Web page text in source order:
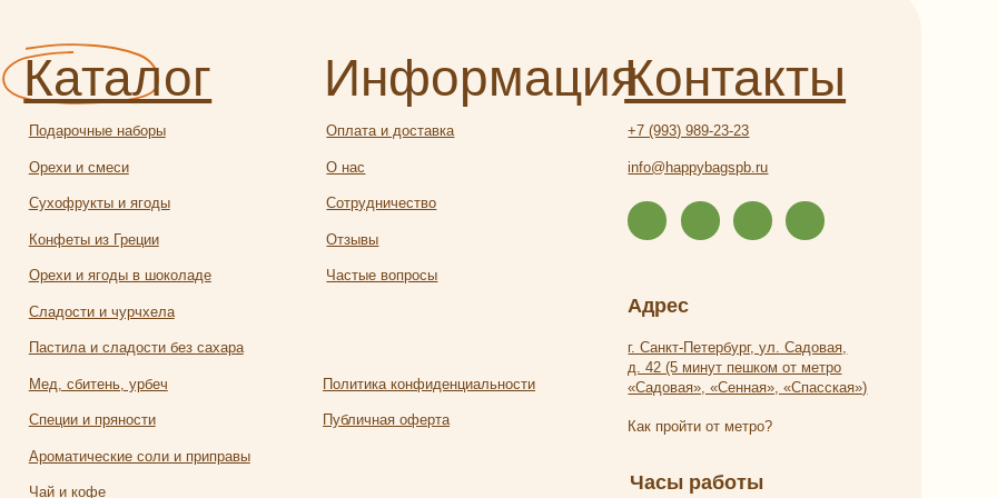
из Греции
и ягоды в шоколаде Частые вопросы
Публичная оферта
сайта:
Полина
Лесневская
д. 42 (5 минут пешком от метро
Как пройти от метро?
Ежедневно с 9:00 до 21:00
и пряности
соли и приправы
и кофе
чай и травы